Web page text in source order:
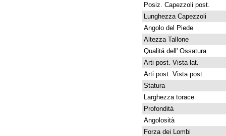
Posiz. Capezzoli post.
Lunghezza Capezzoli
Angolo del Piede
Altezza Tallone
Qualitá dell' Ossatura
Arti post. Vista lat.
Arti post. Vista post.
Statura
Larghezza torace
Profondità
Angolosità
Forza dei Lombi